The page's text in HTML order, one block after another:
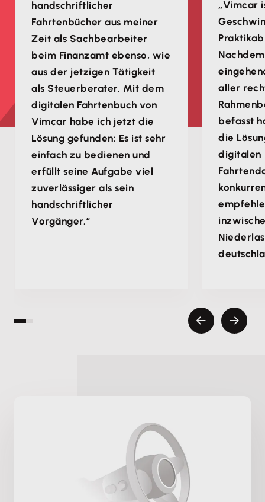
handschriftlicher
Fahrtenbücher aus meiner
Zeit als Sachbearbeiter
beim Finanzamt ebenso, wie
aus der jetzigen Tätigkeit
als Steuerberater. Mit dem
digitalen Fahrtenbuch von
Vimcar habe ich jetzt die
Lösung gefunden: Es ist sehr
einfach zu bedienen und
erfüllt seine Aufgabe viel
zuverlässiger als sein
handschriftlicher
Vorgänger.“
„Vimcar
aller
befasst
die
digitalen